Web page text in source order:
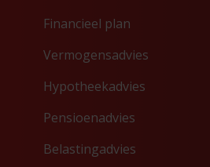
Financieel plan
Vermogensadvies
Hypotheekadvies
Pensioenadvies
Belastingadvies